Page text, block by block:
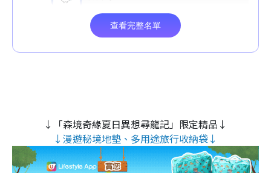
↓「森境奇緣夏日異想尋龍記」限定精品↓
↓漫遊秘境地墊、多用途旅行收納袋↓